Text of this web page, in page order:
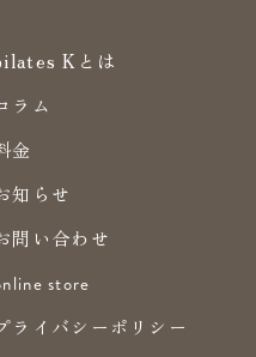
Kとは
ラム
金
知らせ
問い合わせ
store
ライバシーポリシー